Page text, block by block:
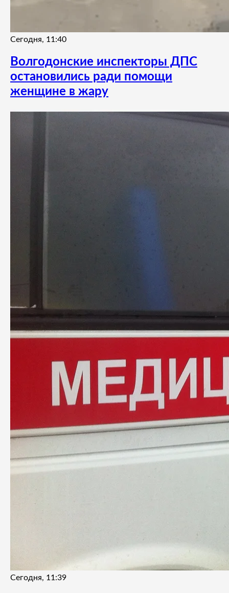
Сегодня, 11:40
Волгодонские инспекторы ДПС
остановились ради помощи
женщине в жару
Сегодня, 11:39